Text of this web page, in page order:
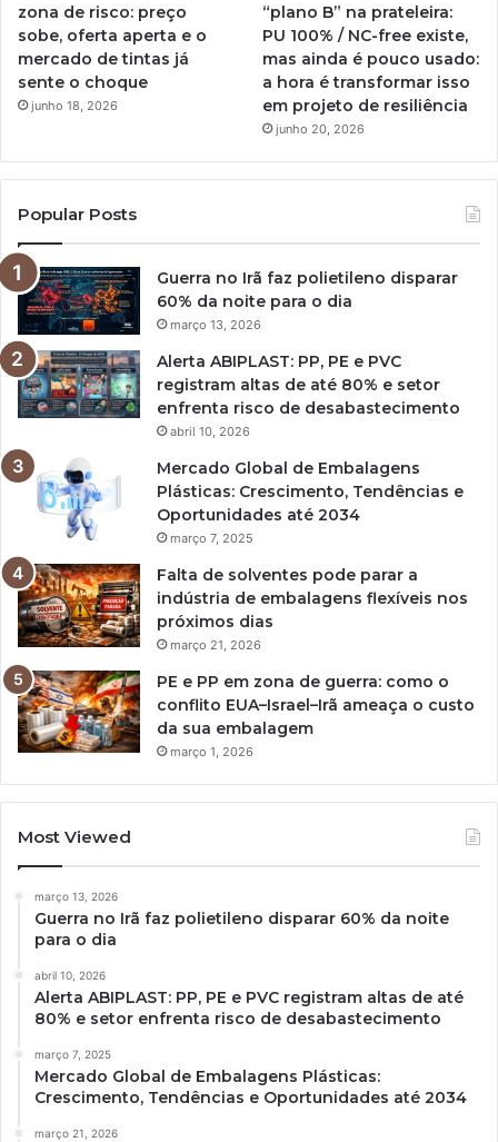
zona de risco: preço
sobe, oferta aperta e o
mercado de tintas já
sente o choque
junho 18, 2026
“plano B” na prateleira:
PU 100% / NC-free existe,
mas ainda é pouco usado:
a hora é transformar isso
em projeto de resiliência
junho 20, 2026
Popular Posts
Guerra no Irã faz polietileno disparar
60% da noite para o dia
março 13, 2026
Alerta ABIPLAST: PP, PE e PVC
registram altas de até 80% e setor
enfrenta risco de desabastecimento
abril 10, 2026
Mercado Global de Embalagens
Plásticas: Crescimento, Tendências e
Oportunidades até 2034
março 7, 2025
Falta de solventes pode parar a
indústria de embalagens flexíveis nos
próximos dias
março 21, 2026
PE e PP em zona de guerra: como o
conflito EUA–Israel–Irã ameaça o custo
da sua embalagem
março 1, 2026
Most Viewed
março 13, 2026
Guerra no Irã faz polietileno disparar 60% da noite
para o dia
abril 10, 2026
Alerta ABIPLAST: PP, PE e PVC registram altas de até
80% e setor enfrenta risco de desabastecimento
março 7, 2025
Mercado Global de Embalagens Plásticas:
Crescimento, Tendências e Oportunidades até 2034
março 21, 2026